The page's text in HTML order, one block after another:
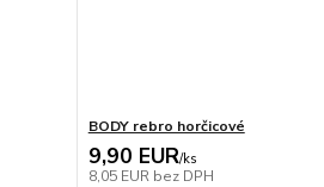
BODY rebro horčicové
9,90 EUR/ks
8,05 EUR bez DPH